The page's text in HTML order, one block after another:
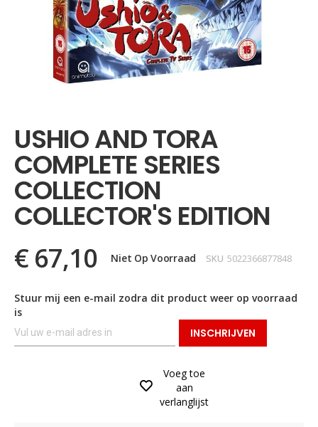
begin
van
de
afbeeldingen-
gallerij
USHIO AND TORA
COMPLETE SERIES
COLLECTION
COLLECTOR'S EDITION
€ 67,10 Niet Op Voorraad SKU 5022366877848
Stuur mij een e-mail zodra dit product weer op voorraad
is
INSCHRIJVEN
Voeg toe
aan
verlanglijst